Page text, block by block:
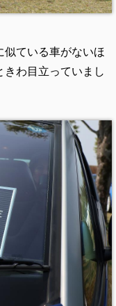
似ている車がないほ
きわ目立っていまし